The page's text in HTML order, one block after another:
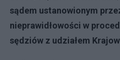
sądem ustanowionym
nieprawidłowości w
sędziów z udziałem